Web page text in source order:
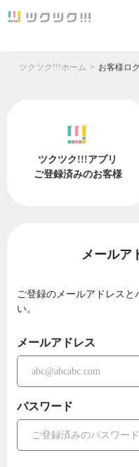
ツクツク!!!ホーム お客様ロ
ツクツク!!!アプリ
ご登録済みのお客様
メールア
ご登録のメールアドレスと
い。
メールアドレス
パスワード